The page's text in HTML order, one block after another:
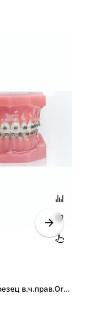
351-0130 (1.1) Брекет МДМ 022 резец в.ч.прав.Ormco (США)